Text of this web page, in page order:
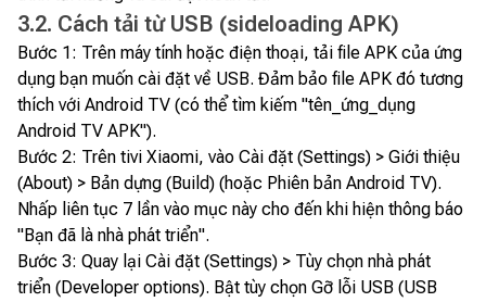
3.2. Cách tải từ USB (sideloading APK)
Bước 1: Trên máy tính hoặc điện thoại, tải file APK của ứng
dụng bạn muốn cài đặt về USB. Đảm bảo file APK đó tương
thích với Android TV (có thể tìm kiếm "tên_ứng_dụng
Android TV APK").
Bước 2: Trên tivi Xiaomi, vào Cài đặt (Settings) > Giới thiệu
(About) > Bản dựng (Build) (hoặc Phiên bản Android TV).
Nhấp liên tục 7 lần vào mục này cho đến khi hiện thông báo
"Bạn đã là nhà phát triển".
Bước 3: Quay lại Cài đặt (Settings) > Tùy chọn nhà phát
triển (Developer options). Bật tùy chọn Gỡ lỗi USB (USB